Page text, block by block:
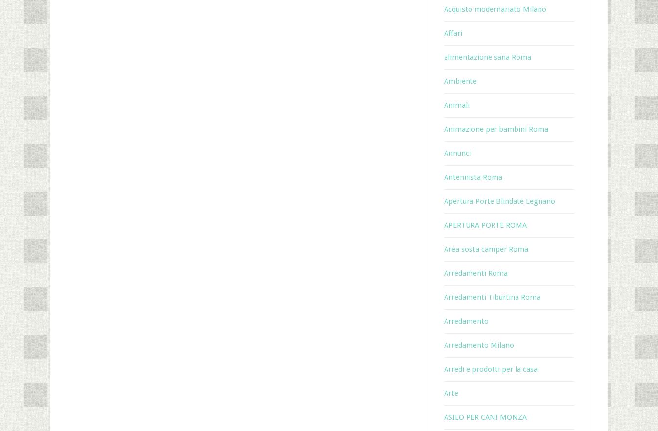
Acquisto modernariato Milano
Affari
alimentazione sana Roma
Ambiente
Animali
Animazione per bambini Roma
Annunci
Antennista Roma
Apertura Porte Blindate Legnano
APERTURA PORTE ROMA
Area sosta camper Roma
Arredamenti Roma
Arredamenti Tiburtina Roma
Arredamento
Arredamento Milano
Arredi e prodotti per la casa
Arte
ASILO PER CANI MONZA